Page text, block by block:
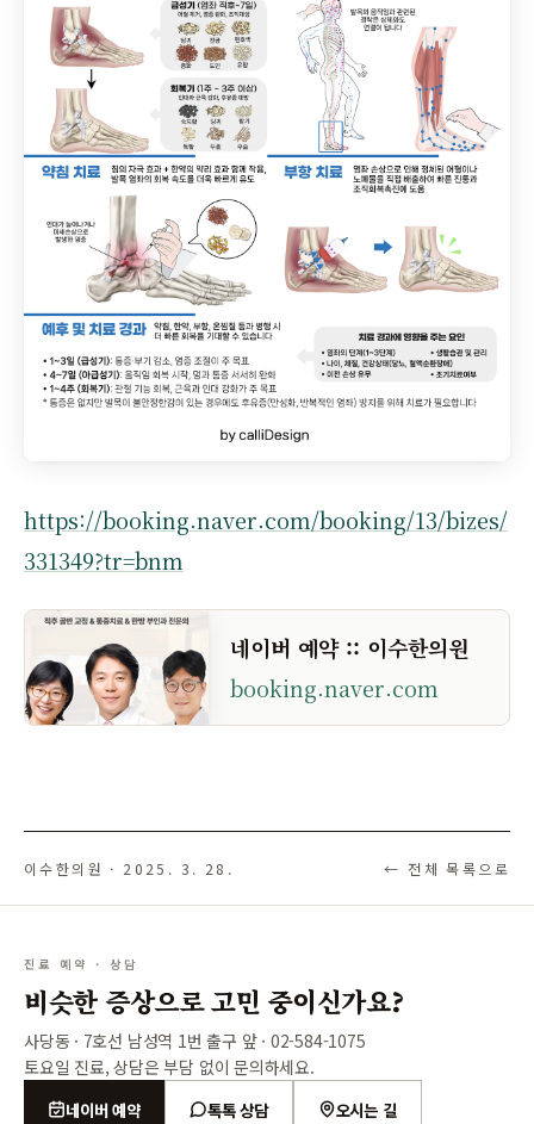
https://booking.naver.com/booking/13/bizes/
331349?tr=bnm
네이버 예약 :: 이수한의원
booking.naver.com
이수한의원 · 2025. 3. 28. ← 전체 목록으로
진료 예약 · 상담
비슷한 증상으로 고민 중이신가요?
사당동 · 7호선 남성역 1번 출구 앞 · 02-584-1075
토요일 진료, 상담은 부담 없이 문의하세요.
네이버 예약
톡톡 상담 오시는 길